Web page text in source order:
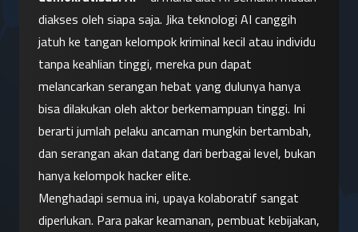
diakses oleh siapa saja. Jika teknologi AI canggih
jatuh ke tangan kelompok kriminal kecil atau individu
tanpa keahlian tinggi, mereka pun dapat
melancarkan serangan hebat yang dulunya hanya
bisa dilakukan oleh aktor berkemampuan tinggi. Ini
berarti jumlah pelaku ancaman mungkin bertambah,
dan serangan akan datang dari berbagai level, bukan
hanya kelompok hacker elite.
Menghadapi semua ini, upaya kolaboratif sangat
diperlukan. Para pakar keamanan, pembuat kebijakan,